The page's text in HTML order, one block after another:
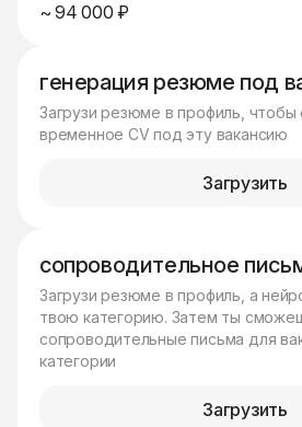
генерация резюме под
Загрузи резюме в профиль, чтобы
временное CV под эту вакансию
Загрузить
сопроводительное
Загрузи резюме в профиль, а
твою категорию. Затем ты
сопроводительные письма для
категории
Загрузить
~ 94 000 ₽